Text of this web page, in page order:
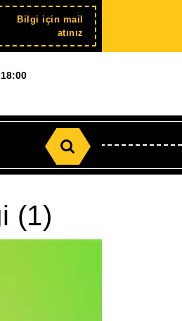
Bilgi için mail
atınız Şimdi
kayıt
Search
for:
(1)